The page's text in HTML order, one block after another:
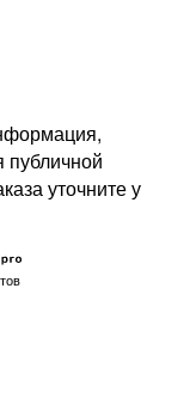
публичной
уточните у